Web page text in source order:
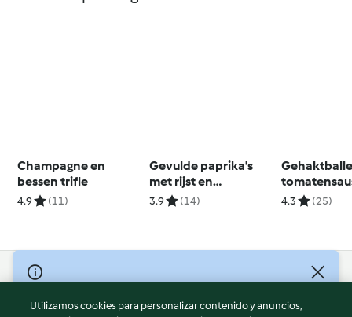
Champagne en
bessen trifle
4.9 (11)
Gevulde paprika's
met rijst en
tomatensaus
3.9 (14) 4.3 (25)
© Copyright 2026
Términos de uso
Utilizamos cookies para personalizar contenido y anuncios,